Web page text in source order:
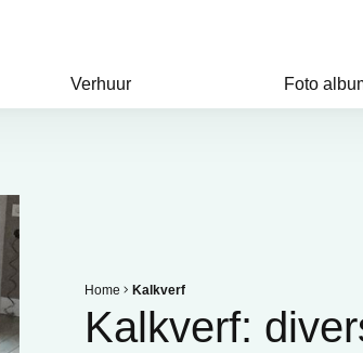
Verhuur Foto
Home Kalkverf
Kalkverf: